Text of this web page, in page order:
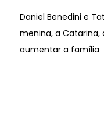
Daniel Benedini e
menina, a Catarina,
aumentar a família